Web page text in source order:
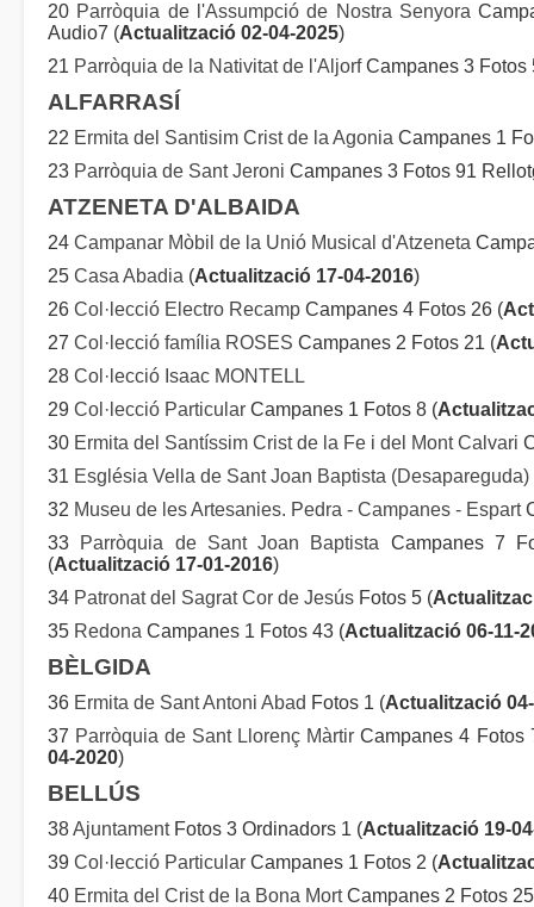
20 Parròquia de l'Assumpció de Nostra Senyora
Audio7 (Actualització 02-04-2025)
21 Parròquia de la Nativitat de l'AljorfCampanes 3 Fotos
ALFARRASÍ
22 Ermita del Santisim Crist de la Agonia Campanes 1
23 Parròquia de Sant Jeroni Campanes 3 Fotos 91
ATZENETA D'ALBAIDA
24 Campanar Mòbil de la Unió Musical d'Atzeneta
25 Casa Abadia (Actualització 17-04-2016)
26 Col·lecció Electro Recamp Campanes 4 Fotos 26 (
27 Col·lecció família ROSES Campanes 2 Fotos 21 (
28 Col·lecció Isaac MONTELL
29 Col·lecció Particular Campanes 1 Fotos 8 (
30 Ermita del Santíssim Crist de la Fe i del Mont Calvari
31 Església Vella de Sant Joan Baptista (Desapareguda)
32 Museu de les Artesanies. Pedra - Campanes - Espart
33
Parròquia de Sant Joan Baptista Campanes 7
(Actualització 17-01-2016)
34 Patronat del Sagrat Cor de Jesús Fotos 5 (
35 Redona Campanes 1 Fotos 43 (Actualització 06-11-
BÈLGIDA
36 Ermita de Sant Antoni Abad Fotos 1 (Actualització
37 Parròquia de Sant Llorenç Màrtir Campanes 4 Fotos
04-2020)
BELLÚS
38AjuntamentFotos 3 Ordinadors 1 (Actualització 19-
39 Col·lecció Particular Campanes 1 Fotos 2 (
40 Ermita del Crist de la Bona MortCampanes 2 Fotos